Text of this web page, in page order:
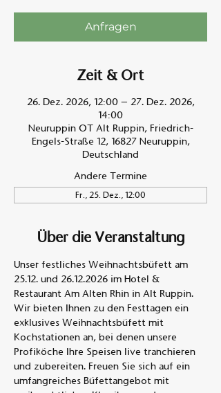
Anfragen
Zeit & Ort
26. Dez. 2026, 12:00 – 27. Dez. 2026,
14:00
Neuruppin OT Alt Ruppin, Friedrich-
Engels-Straße 12, 16827 Neuruppin,
Deutschland
Andere Termine
Fr., 25. Dez., 12:00
Über die Veranstaltung
Unser festliches Weihnachtsbüfett am
25.12. und 26.12.2026 im Hotel &
Restaurant Am Alten Rhin in Alt Ruppin.
Wir bieten Ihnen zu den Festtagen ein
exklusives Weihnachtsbüfett mit
Kochstationen an, bei denen unsere
Profiköche Ihre Speisen live tranchieren
und zubereiten. Freuen Sie sich auf ein
umfangreiches Büfettangebot mit